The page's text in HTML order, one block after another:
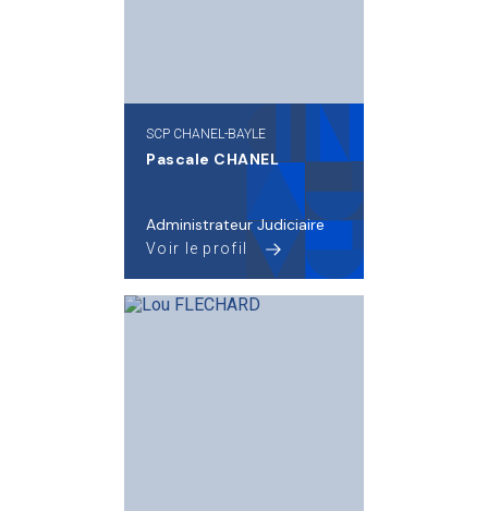
SCP CHANEL-BAYLE
Pascale CHANEL
Administrateur Judiciaire
Voir le profil